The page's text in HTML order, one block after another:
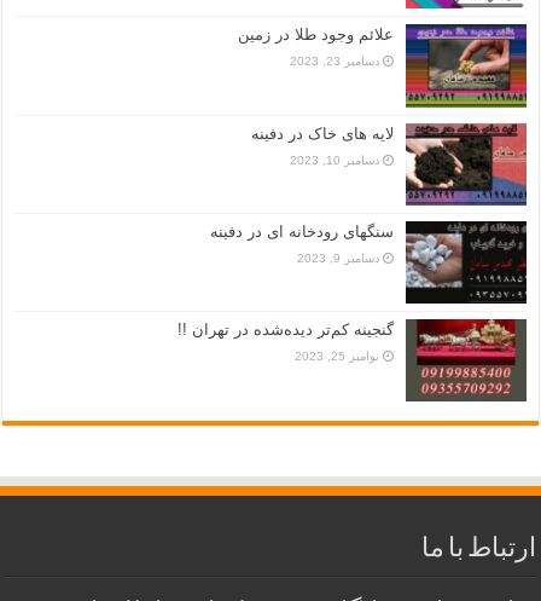
علائم وجود طلا در زمین
دسامبر 23, 2023
لایه های خاک در دفینه
دسامبر 10, 2023
سنگهای رودخانه ای در دفینه
دسامبر 9, 2023
گنجینه کم‌تر دیده‌شده در تهران !!
نوامبر 25, 2023
ارتباط با ما